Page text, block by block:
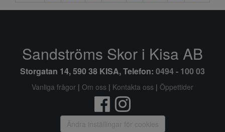
Sandströms Skor i Kisa AB
Storgatan 14, 590 38 KISA, Telefon: 0494 - 100 03
Vanliga frågor | Om oss | Kontakta oss | Öppettider
Ändra inställingar för cookies